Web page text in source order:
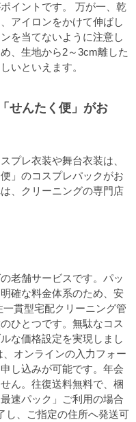
イントです。 万が一、乾
アイロンをかけて伸ばし
を当てないように注意し
、生地から2～3cm離した
いといえます。
せんたく便」がお
プレ衣装や舞台衣装は、
」のコスプレパックがお
、クリーニングの専門店
老舗サービスです。パッ
確な料金体系のため、安
貫型宅配クリーニング管
ひとつです。無駄なコス
な価格設定を実現しまし
オンラインの入力フォー
し込みが可能です。年会
ん。往復送料無料で、梱
速パック」ご利用の場合
し、ご指定の住所へ発送可